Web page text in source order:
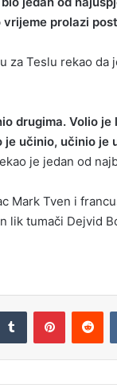
prolazi
za Teslu rekao
drugima. Volio
učinio, učinio
je jedan od
Mark Tven i
lik tumači Dejvid